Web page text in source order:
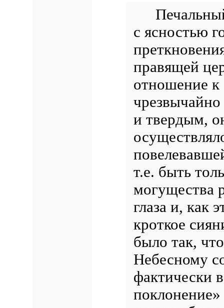
с ясностью
правящей
отношение к
и твердым,
т.е. быть
могущества
глаза и, как
кроткое
было так,
Небесному
фактически